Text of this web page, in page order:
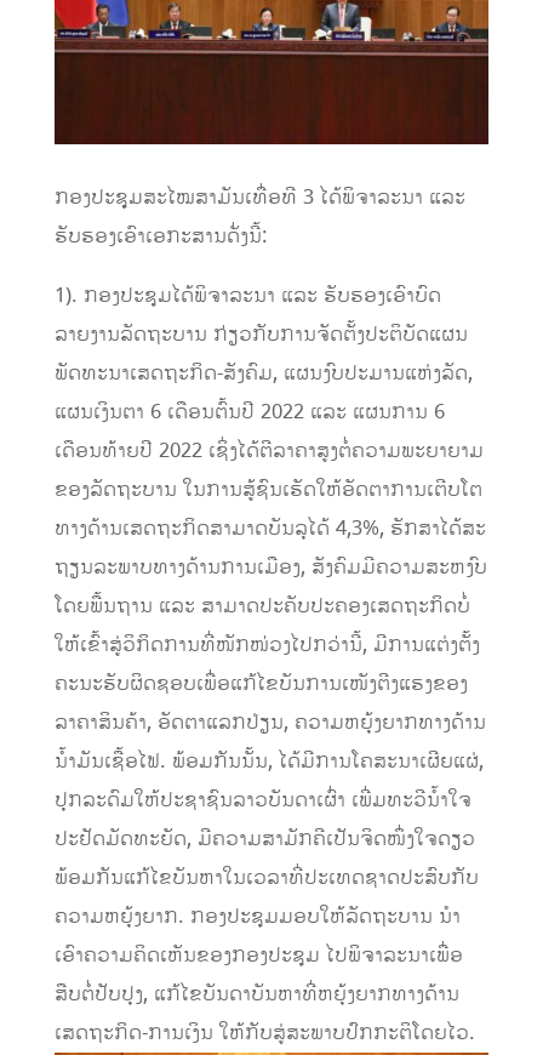
ກອງປະຊຸຸຸມສະໄໝສາມັນເທື່ອທີ 3 ໄດ້ພິຈາລະນາ ແລະ
ຮັບຮອງເອົາເອກະສານດັ່ງນີ້:
1). ກອງປະຊຸມໄດ້ພິຈາລະນາ ແລະ ຮັບຮອງເອົາບົດ
ລາຍງານລັດຖະບານ ກ່ຽວກັບການຈັດຕັ້ງປະຕິບັດແຜນ
ພັດທະນາເສດຖະກິດ-ສັງຄົມ, ແຜນງົບປະມານແຫ່ງລັດ,
ແຜນເງິນຕາ 6 ເດືອນຕົ້ນປີ 2022 ແລະ ແຜນການ 6
ເດືອນທ້າຍປີ 2022 ເຊິ່ງໄດ້ຕີລາຄາສູງຕໍ່ຄວາມພະຍາຍາມ
ຂອງລັດຖະບານ ໃນການສູ້ຊົນເຮັດໃຫ້ອັດຕາການເຕີບໂຕ
ທາງດ້ານເສດຖະກິດສາມາດບັນລຸໄດ້ 4,3%, ຮັກສາໄດ້ສະ
ຖຽນລະພາບທາງດ້ານການເມືອງ, ສັງຄົມມີຄວາມສະຫງົບ
ໂດຍພື້ນຖານ ແລະ ສາມາດປະຄັບປະຄອງເສດຖະກິດບໍ່
ໃຫ້ເຂົ້າສູ່ວິກິດການທີ່ໜັກໜ່ວງໄປກວ່ານີ້, ມີການແຕ່ງຕັ້ງ
ຄະນະຮັບຜິດຊອບເພື່ອແກ້ໄຂບັນການເໜັງຕີງແຮງຂອງ
ລາຄາສິນຄ້າ, ອັດຕາແລກປ່ຽນ, ຄວາມຫຍຸ້ງຍາກທາງດ້ານ
ນໍ້າມັນເຊື້ອໄຟ. ພ້ອມກັນນັ້ນ, ໄດ້ມີການໂຄສະນາເຜີຍແຜ່,
ປຸກລະດົມໃຫ້ປະຊາຊົນລາວບັນດາເຜົ່າ ເພີ່ມທະວີນໍ້າໃຈ
ປະຢັດມັດທະຍັດ, ມີຄວາມສາມັກຄີເປັນຈິດໜຶ່ງໃຈດຽວ
ພ້ອມກັນແກ້ໄຂບັນຫາໃນເວລາທີ່ປະເທດຊາດປະສົບກັບ
ຄວາມຫຍຸ້ງຍາກ. ກອງປະຊຸມມອບໃຫ້ລັດຖະບານ ນໍາ
ເອົາຄວາມຄິດເຫັນຂອງກອງປະຊຸມ ໄປພິຈາລະນາເພື່ອ
ສືບຕໍ່ປັບປຸງ, ແກ້ໄຂບັນດາບັນຫາທີ່ຫຍຸ້ງຍາກທາງດ້ານ
ເສດຖະກິດ-ການເງິນ ໃຫ້ກັບສູ່ສະພາບປົກກະຕິໂດຍໄວ.